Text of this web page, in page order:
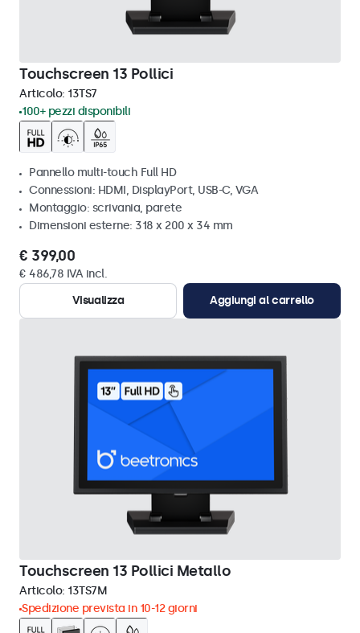
Touchscreen 13 Pollici
Articolo: 13TS7
100+ pezzi disponibili
Pannello multi-touch Full HD
Connessioni: HDMI, DisplayPort, USB-C, VGA
Montaggio: scrivania, parete
Dimensioni esterne: 318 x 200 x 34 mm
€ 399,00
€ 486,78 IVA incl.
Visualizza
Aggiungi al carrello
Touchscreen 13 Pollici Metallo
Articolo: 13TS7M
Spedizione prevista in 10-12 giorni